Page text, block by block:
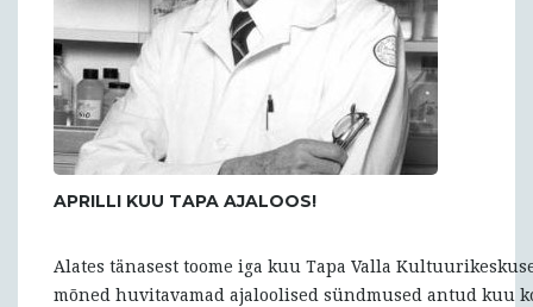
APRILLI KUU TAPA AJALOOS!
Alates tänasest toome iga kuu Tapa Valla
mõned huvitavamad ajaloolised sündmused antud kuu